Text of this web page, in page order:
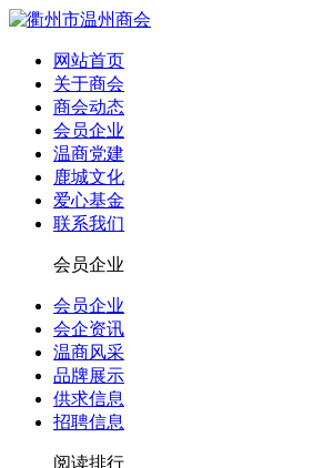
网站首页
关于商会
商会动态
会员企业
温商党建
鹿城文化
爱心基金
联系我们
会员企业
会员企业
会企资讯
温商风采
品牌展示
供求信息
招聘信息
阅读排行